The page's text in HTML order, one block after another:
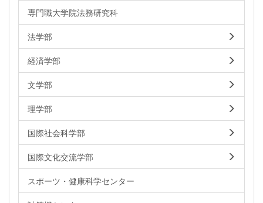
専門職大学院法務研究科
法学部
経済学部
文学部
理学部
国際社会科学部
国際文化交流学部
スポーツ・健康科学センター